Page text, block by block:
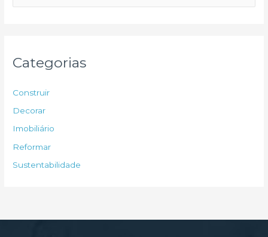
e
p
o
r
Categorias
Construir
Decorar
Imobiliário
Reformar
Sustentabilidade